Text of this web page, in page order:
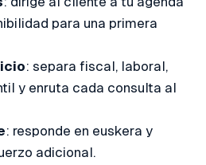
para una primera
: separa fiscal, laboral,
y enruta cada consulta al
: responde en euskera y
adicional.